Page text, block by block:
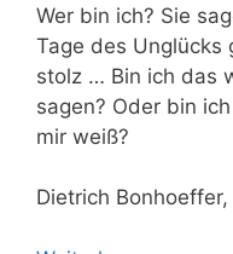
Wer bin ich? Sie
Tage des Unglücks
stolz … Bin ich das
sagen? Oder bin
mir weiß?
Diet­rich